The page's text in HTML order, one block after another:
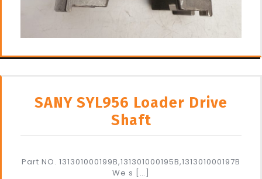
SANY SYL956 Loader Drive
Shaft
Part NO. 131301000199B,131301000195B,131301000197B
We s […]